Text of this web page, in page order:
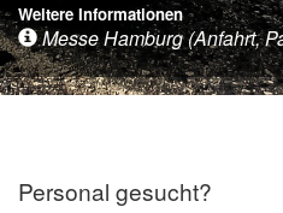
Weitere Informationen
Messe Hamburg (Anfahrt,
Personal gesucht?